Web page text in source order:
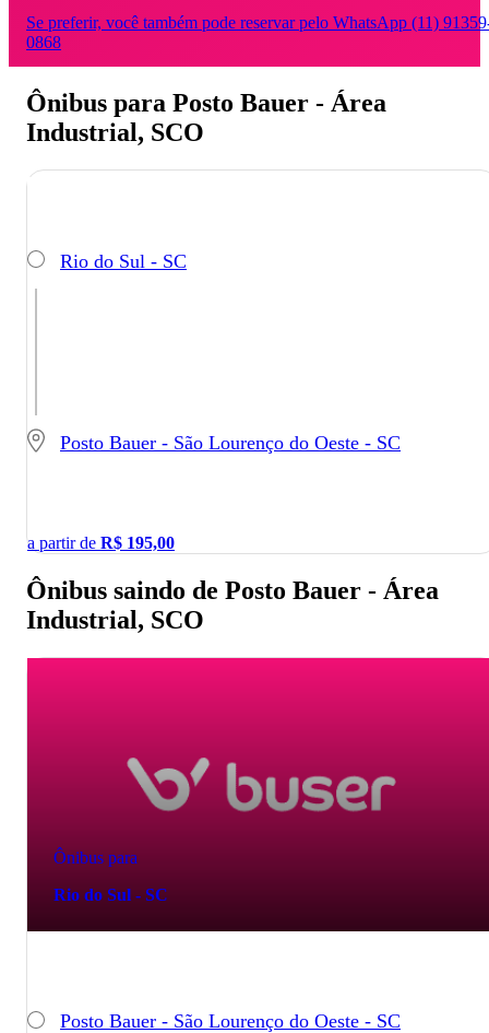
Se preferir, você também pode reservar pelo WhatsApp (11)
0868
Ônibus para Posto Bauer - Área
Industrial, SCO
Rio do Sul - SC
Posto Bauer - São Lourenço do Oeste - SC
a partir de R$ 195,00
Ônibus saindo de Posto Bauer - Área
Industrial, SCO
Ônibus para
Rio do Sul - SC
Posto Bauer - São Lourenço do Oeste - SC